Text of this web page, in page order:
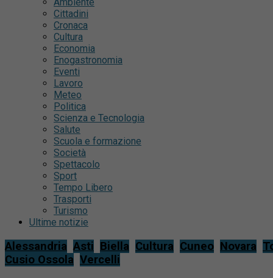
Ambiente
Cittadini
Cronaca
Cultura
Economia
Enogastronomia
Eventi
Lavoro
Meteo
Politica
Scienza e Tecnologia
Salute
Scuola e formazione
Società
Spettacolo
Sport
Tempo Libero
Trasporti
Turismo
Ultime notizie
Alessandria Asti Biella Cultura Cuneo Novara
Cusio Ossola Vercelli